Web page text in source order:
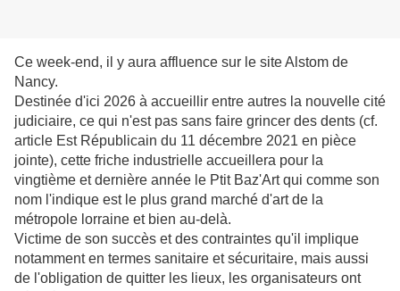
Ce week-end, il y aura affluence sur le site Alstom de
Nancy.
Destinée d'ici 2026 à accueillir entre autres la nouvelle cité
judiciaire, ce qui n'est pas sans faire grincer des dents (cf.
article Est Républicain du 11 décembre 2021 en pièce
jointe), cette friche industrielle accueillera pour la
vingtième et dernière année le Ptit Baz'Art qui comme son
nom l'indique est le plus grand marché d'art de la
métropole lorraine et bien au-delà.
Victime de son succès et des contraintes qu'il implique
notamment en termes sanitaire et sécuritaire, mais aussi
de l'obligation de quitter les lieux, les organisateurs ont